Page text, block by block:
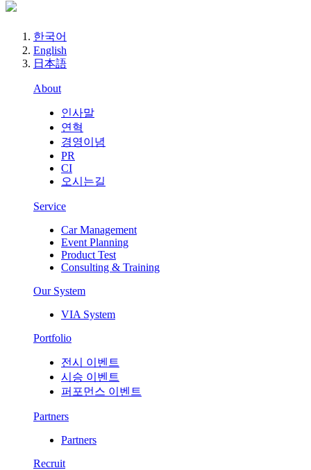
한국어
English
日本語
About
인사말
연혁
경영이념
PR
CI
오시는길
Service
Car Management
Event Planning
Product Test
Consulting & Training
Our System
VIA System
Portfolio
전시 이벤트
시승 이벤트
퍼포먼스 이벤트
Partners
Partners
Recruit